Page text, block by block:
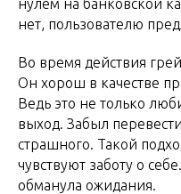
нулем на банковской
нет, пользователю
Во время действия
Он хорош в качестве
Ведь это не только
выход. Забыл
страшного. Такой
чувствуют заботу о
обманула ожидания.